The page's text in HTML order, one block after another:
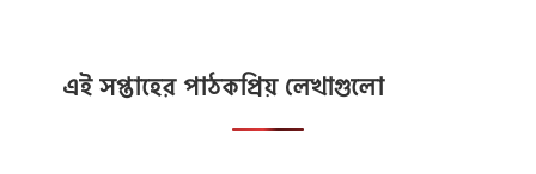
এই সপ্তাহের পাঠকপ্রিয় লেখাগুলো